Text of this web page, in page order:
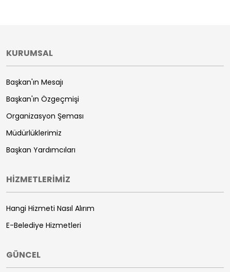
KURUMSAL
Başkan'ın Mesajı
Başkan'ın Özgeçmişi
Organizasyon Şeması
Müdürlüklerimiz
Başkan Yardımcıları
HİZMETLERİMİZ
Hangi Hizmeti Nasıl Alırım
E-Belediye Hizmetleri
GÜNCEL